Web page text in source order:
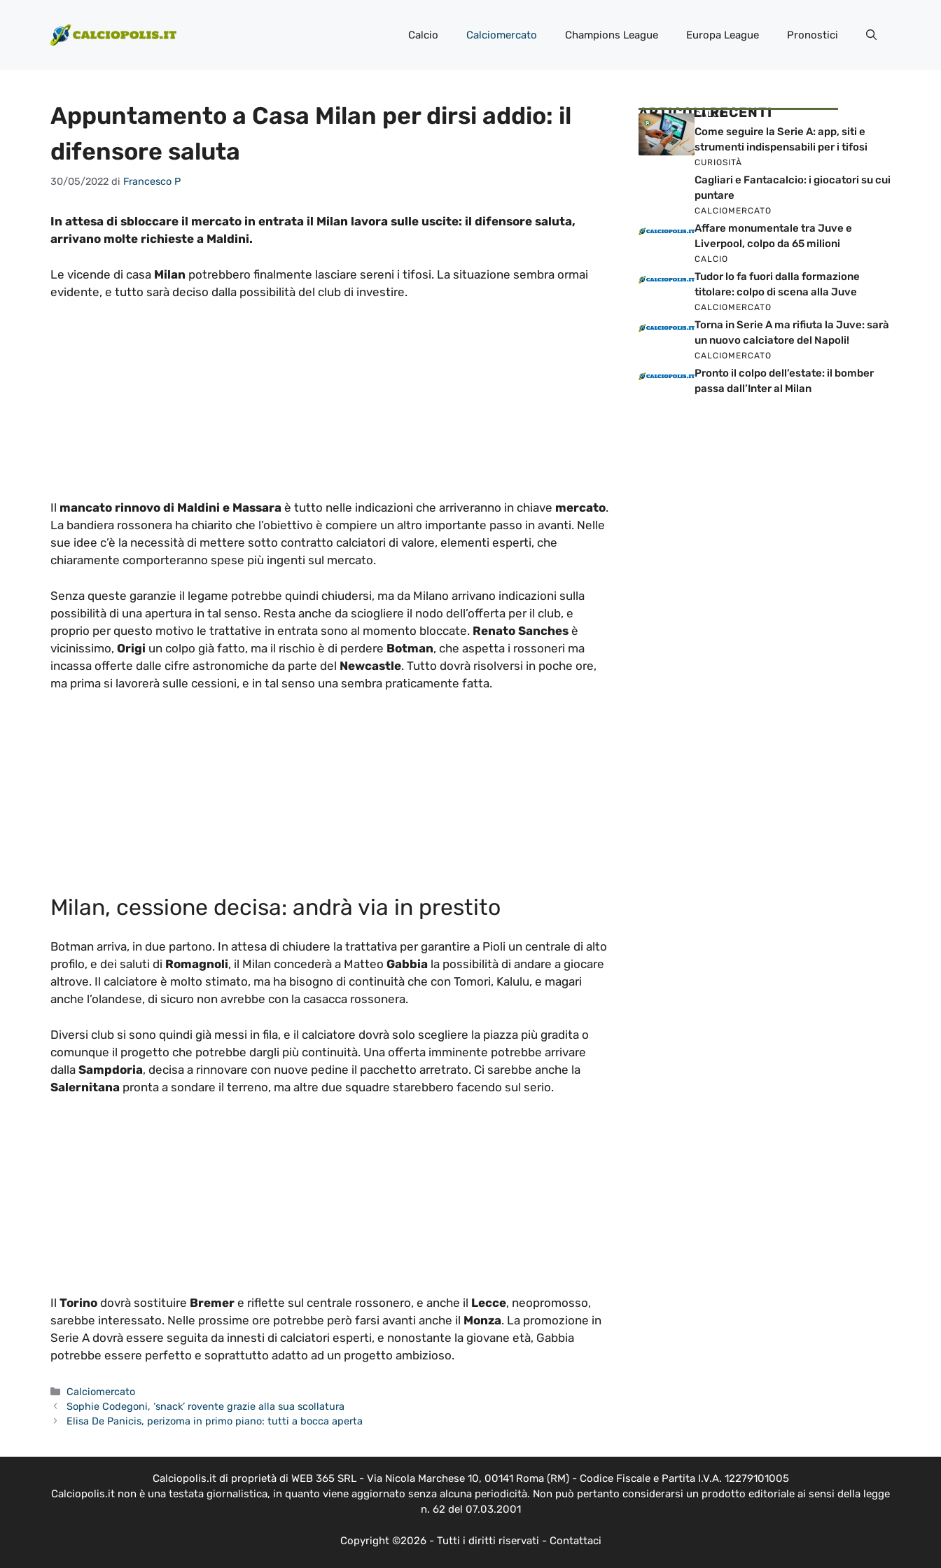
contenuto
Calcio Calciomercato Champions League Europa League Pronostici
Appuntamento a Casa Milan per dirsi addio: il
difensore saluta
30/05/2022 di Francesco P
In attesa di sbloccare il mercato in entrata il Milan lavora sulle uscite: il difensore saluta,
arrivano molte richieste a Maldini.
Le vicende di casa Milan potrebbero finalmente lasciare sereni i tifosi. La situazione sembra ormai
evidente, e tutto sarà deciso dalla possibilità del club di investire.
Il mancato rinnovo di Maldini e Massara è tutto nelle indicazioni che arriveranno in chiave mercato.
La bandiera rossonera ha chiarito che l’obiettivo è compiere un altro importante passo in avanti. Nelle
sue idee c’è la necessità di mettere sotto contratto calciatori di valore, elementi esperti, che
chiaramente comporteranno spese più ingenti sul mercato.
Senza queste garanzie il legame potrebbe quindi chiudersi, ma da Milano arrivano indicazioni sulla
possibilità di una apertura in tal senso. Resta anche da sciogliere il nodo dell’offerta per il club, e
proprio per questo motivo le trattative in entrata sono al momento bloccate. Renato Sanches è
vicinissimo, Origi un colpo già fatto, ma il rischio è di perdere Botman, che aspetta i rossoneri ma
incassa offerte dalle cifre astronomiche da parte del Newcastle. Tutto dovrà risolversi in poche ore,
ma prima si lavorerà sulle cessioni, e in tal senso una sembra praticamente fatta.
Milan, cessione decisa: andrà via in prestito
Botman arriva, in due partono. In attesa di chiudere la trattativa per garantire a Pioli un centrale di alto
profilo, e dei saluti di Romagnoli, il Milan concederà a Matteo Gabbia la possibilità di andare a giocare
altrove. Il calciatore è molto stimato, ma ha bisogno di continuità che con Tomori, Kalulu, e magari
anche l’olandese, di sicuro non avrebbe con la casacca rossonera.
Diversi club si sono quindi già messi in fila, e il calciatore dovrà solo scegliere la piazza più gradita o
comunque il progetto che potrebbe dargli più continuità. Una offerta imminente potrebbe arrivare
dalla Sampdoria, decisa a rinnovare con nuove pedine il pacchetto arretrato. Ci sarebbe anche la
Salernitana pronta a sondare il terreno, ma altre due squadre starebbero facendo sul serio.
Il Torino dovrà sostituire Bremer e riflette sul centrale rossonero, e anche il Lecce, neopromosso,
sarebbe interessato. Nelle prossime ore potrebbe però farsi avanti anche il Monza. La promozione in
Serie A dovrà essere seguita da innesti di calciatori esperti, e nonostante la giovane età, Gabbia
potrebbe essere perfetto e soprattutto adatto ad un progetto ambizioso.
Categorie
Calciomercato
Sophie Codegoni, ‘snack’ rovente grazie alla sua scollatura
Elisa De Panicis, perizoma in primo piano: tutti a bocca aperta
ARTICOLI RECENTI
CALCIO
Come seguire la Serie A: app, siti e
strumenti indispensabili per i tifosi
CURIOSITÀ
Cagliari e Fantacalcio: i giocatori su cui
puntare
CALCIOMERCATO
Affare monumentale tra Juve e
Liverpool, colpo da 65 milioni
CALCIO
Tudor lo fa fuori dalla formazione
titolare: colpo di scena alla Juve
CALCIOMERCATO
Torna in Serie A ma rifiuta la Juve: sarà
un nuovo calciatore del Napoli!
CALCIOMERCATO
Pronto il colpo dell’estate: il bomber
passa dall’Inter al Milan
Calciopolis.it di proprietà di WEB 365 SRL - Via Nicola Marchese 10, 00141 Roma (RM) - Codice Fiscale e Partita I.V.A. 12279101005
Calciopolis.it non è una testata giornalistica, in quanto viene aggiornato senza alcuna periodicità. Non può pertanto considerarsi un prodotto editoriale ai sensi della legge
n. 62 del 07.03.2001
Copyright ©2026 - Tutti i diritti riservati - Contattaci